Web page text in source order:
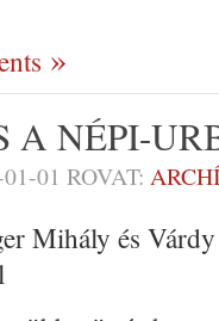
A NÉPI-
01 ROVAT:
Mihály és Várdy